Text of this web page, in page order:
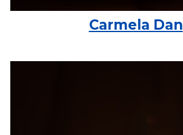
Carmela Dan